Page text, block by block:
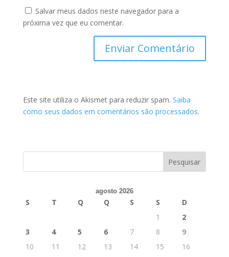
Salvar meus dados neste navegador para a
próxima vez que eu comentar.
Este site utiliza o Akismet para reduzir spam. Saiba
como seus dados em comentários são processados.
agosto 2026
S T Q Q S S
D
1
2
3
4 5 6 7 8
9
10
11 12 13 14 15
16